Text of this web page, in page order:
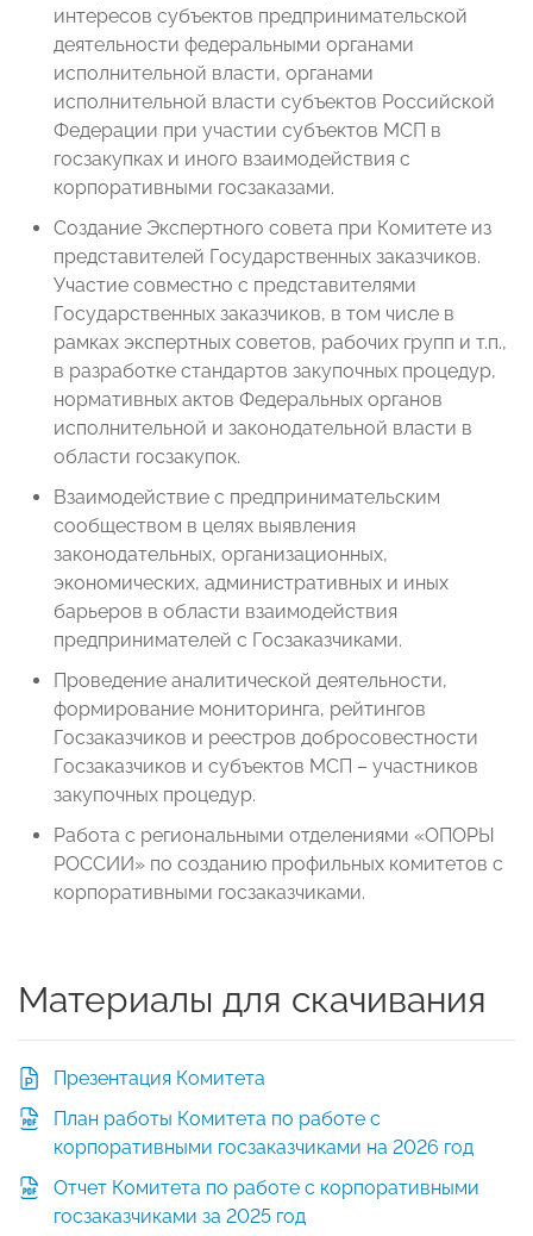
интересов субъектов предпринимательской
деятельности федеральными органами
исполнительной власти, органами
исполнительной власти субъектов Российской
Федерации при участии субъектов МСП в
госзакупках и иного взаимодействия с
корпоративными госзаказами.
Создание Экспертного совета при Комитете из
представителей Государственных заказчиков.
Участие совместно с представителями
Государственных заказчиков, в том числе в
рамках экспертных советов, рабочих групп и т.п.,
в разработке стандартов закупочных процедур,
нормативных актов Федеральных органов
исполнительной и законодательной власти в
области госзакупок.
Взаимодействие с предпринимательским
сообществом в целях выявления
законодательных, организационных,
экономических, административных и иных
барьеров в области взаимодействия
предпринимателей с Госзаказчиками.
Проведение аналитической деятельности,
формирование мониторинга, рейтингов
Госзаказчиков и реестров добросовестности
Госзаказчиков и субъектов МСП – участников
закупочных процедур.
Работа с региональными отделениями «ОПОРЫ
РОССИИ» по созданию профильных комитетов с
корпоративными госзаказчиками.
Материалы для скачивания
Презентация Комитета
План работы Комитета по работе с
корпоративными госзаказчиками на 2026 год
Отчет Комитета по работе с корпоративными
госзаказчиками за 2025 год